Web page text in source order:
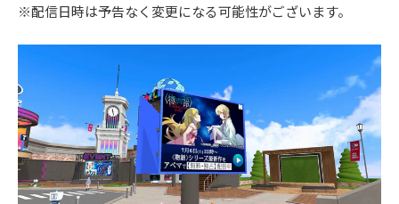
※配信日時は予告なく変更になる可能性がございます。